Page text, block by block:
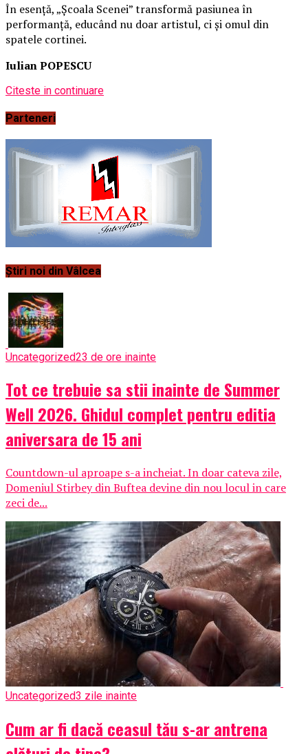
În esență, „Școala Scenei” transformă pasiunea în
performanță, educând nu doar artistul, ci și omul din
spatele cortinei.
Iulian POPESCU
Citeste in continuare
Parteneri
Știri noi din Vâlcea
Uncategorized23 de ore inainte
Tot ce trebuie sa stii inainte de Summer
Well 2026. Ghidul complet pentru editia
aniversara de 15 ani
Countdown-ul aproape s-a incheiat. In doar cateva zile,
Domeniul Stirbey din Buftea devine din nou locul in care
zeci de...
Uncategorized3 zile inainte
Cum ar fi dacă ceasul tău s-ar antrena